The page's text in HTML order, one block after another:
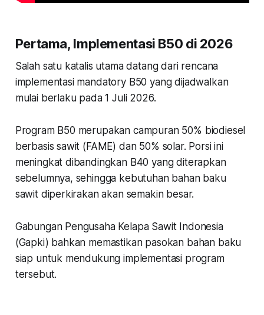
Pertama, Implementasi B50 di 2026
Salah satu katalis utama datang dari rencana
implementasi mandatory B50 yang dijadwalkan
mulai berlaku pada 1 Juli 2026.
Program B50 merupakan campuran 50% biodiesel
berbasis sawit (FAME) dan 50% solar. Porsi ini
meningkat dibandingkan B40 yang diterapkan
sebelumnya, sehingga kebutuhan bahan baku
sawit diperkirakan akan semakin besar.
Gabungan Pengusaha Kelapa Sawit Indonesia
(Gapki) bahkan memastikan pasokan bahan baku
siap untuk mendukung implementasi program
tersebut.